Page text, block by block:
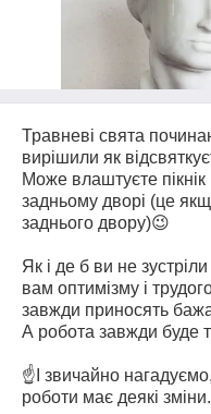
Травневі свята
вирішили як
Може влаштуєте
задньому дворі (це
заднього двору)😉
Як і де б ви не
вам оптимізму і
завжди приносять
А робота завжди буде
☝️І звичайно
роботи має деякі зміни.